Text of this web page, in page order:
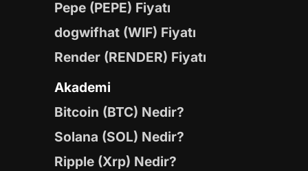
Pepe (PEPE) Fiyatı
dogwifhat (WIF) Fiyatı
Render (RENDER) Fiyatı
Akademi
Bitcoin (BTC) Nedir?
Solana (SOL) Nedir?
Ripple (Xrp) Nedir?